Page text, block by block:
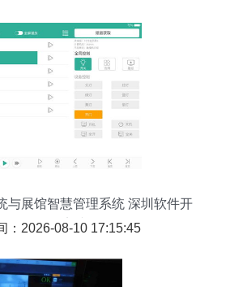
与展馆智慧管理系统 深圳软件开
发的前沿实践
：2026-08-10 17:15:45